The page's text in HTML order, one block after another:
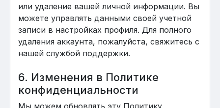
или удаление вашей личной информации. Вы
можете управлять данными своей учетной
записи в настройках профиля. Для полного
удаления аккаунта, пожалуйста, свяжитесь с
нашей службой поддержки.
6. Изменения в Политике
конфиденциальности
Мы можем обновлять эту Политику